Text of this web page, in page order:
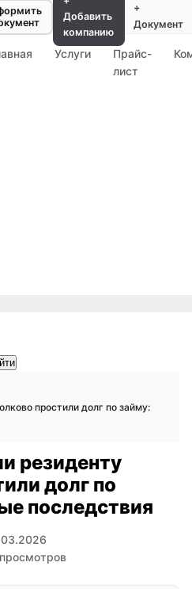
Добавить
компанию
+
Документ
Услуги
Прайс-
лист
простили долг по займу:
резиденту
долг по
последствия